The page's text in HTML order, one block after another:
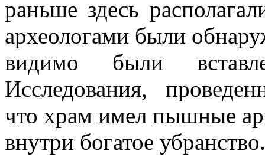
раньше здесь
археологами были
видимо были
Исследования,
что храм имел пышные
внутри богатое убранство.